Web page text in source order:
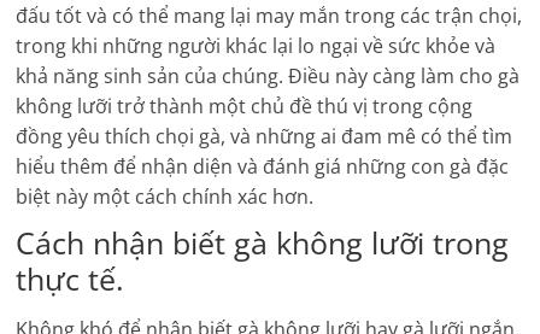
đấu tốt và có thể mang lại may mắn trong các trận chọi,
trong khi những người khác lại lo ngại về sức khỏe và
khả năng sinh sản của chúng. Điều này càng làm cho gà
không lưỡi trở thành một chủ đề thú vị trong cộng
đồng yêu thích chọi gà, và những ai đam mê có thể tìm
hiểu thêm để nhận diện và đánh giá những con gà đặc
biệt này một cách chính xác hơn.
Cách nhận biết gà không lưỡi trong
thực tế.